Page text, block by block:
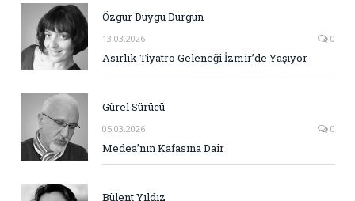
Özgür Duygu Durgun
13.03.2026 0
Asırlık Tiyatro Geleneği İzmir’de Yaşıyor
Gürel Sürücü
05.03.2026 0
Medea’nın Kafasına Dair
Bülent Yıldız